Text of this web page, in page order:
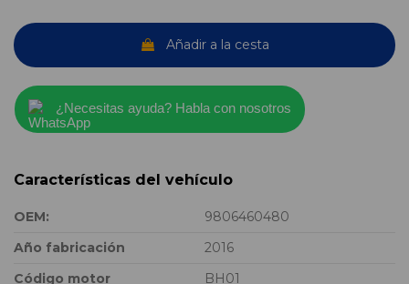
Añadir a la cesta
¿Necesitas ayuda? Habla con nosotros
Características del vehículo
OEM:
9806460480
Año fabricación
2016
Código motor
BH01